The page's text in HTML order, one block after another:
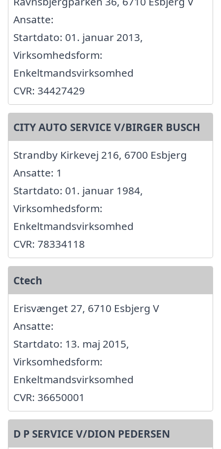
Ansatte:
Startdato: 01. januar 2013,
Virksomhedsform:
Enkeltmandsvirksomhed
CVR: 34427429
CITY AUTO SERVICE V/BIRGER BUSCH
Strandby Kirkevej 216, 6700 Esbjerg
Ansatte: 1
Startdato: 01. januar 1984,
Virksomhedsform:
Enkeltmandsvirksomhed
CVR: 78334118
Ctech
Erisvænget 27, 6710 Esbjerg V
Ansatte:
Startdato: 13. maj 2015,
Virksomhedsform:
Enkeltmandsvirksomhed
CVR: 36650001
D P SERVICE V/DION PEDERSEN